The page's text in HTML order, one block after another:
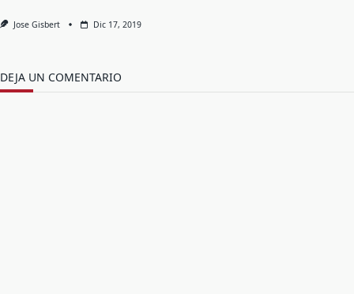
Jose Gisbert Dic 17, 2019
DEJA UN COMENTARIO